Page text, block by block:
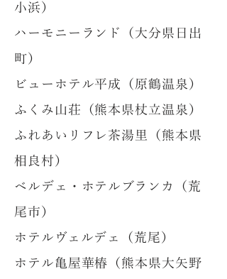
小浜）
ハーモニーランド（大分県日出
町）
ビューホテル平成（原鶴温泉）
ふくみ山荘（熊本県杖立温泉）
ふれあいリフレ茶湯里（熊本県
相良村）
ベルデェ・ホテルブランカ（荒
尾市）
ホテルヴェルデェ（荒尾）
ホテル亀屋華椿（熊本県大矢野